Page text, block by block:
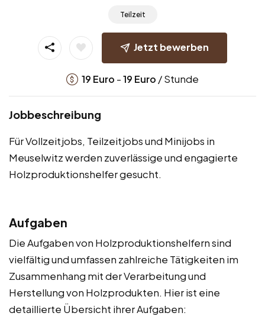
Teilzeit
Jetzt bewerben
19 Euro -19 Euro / Stunde
Jobbeschreibung
Für Vollzeitjobs, Teilzeitjobs und Minijobs in
Meuselwitz werden zuverlässige und engagierte
Holzproduktionshelfer gesucht.
Aufgaben
Die Aufgaben von Holzproduktionshelfern sind
vielfältig und umfassen zahlreiche Tätigkeiten im
Zusammenhang mit der Verarbeitung und
Herstellung von Holzprodukten. Hier ist eine
detaillierte Übersicht ihrer Aufgaben: